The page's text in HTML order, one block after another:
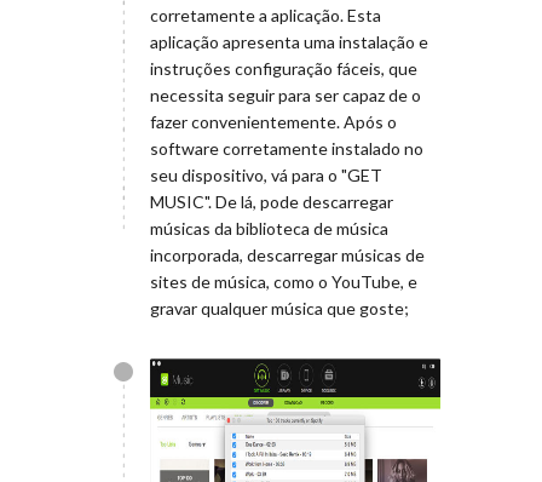
corretamente a aplicação. Esta
aplicação apresenta uma instalação e
instruções configuração fáceis, que
necessita seguir para ser capaz de o
fazer convenientemente. Após o
software corretamente instalado no
seu dispositivo, vá para o "GET
MUSIC". De lá, pode descarregar
músicas da biblioteca de música
incorporada, descarregar músicas de
sites de música, como o YouTube, e
gravar qualquer música que goste;